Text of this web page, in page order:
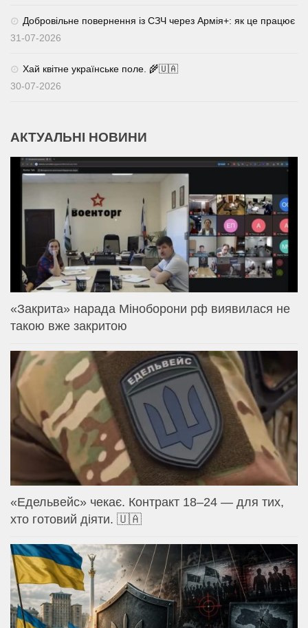
Добровільне повернення із СЗЧ через Армія+: як це працює
31-07-2026
Хай квітне українське поле. 🌾🇺🇦
30-07-2026
АКТУАЛЬНІ НОВИНИ
«Закрита» нарада Міноборони рф виявилася не
такою вже закритою
«Едельвейс» чекає. Контракт 18–24 — для тих,
хто готовий діяти. 🇺🇦